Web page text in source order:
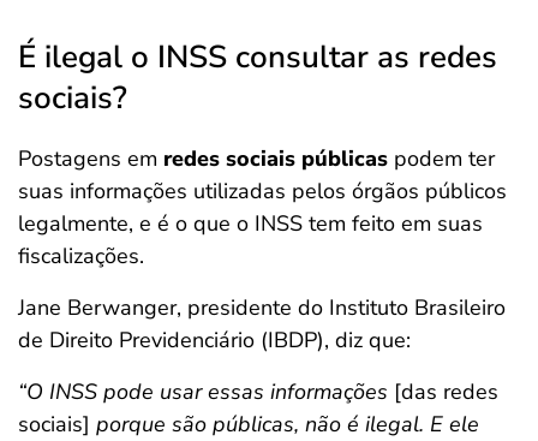
É ilegal o INSS consultar as redes
sociais?
Postagens em redes sociais públicas podem ter
suas informações utilizadas pelos órgãos públicos
legalmente, e é o que o INSS tem feito em suas
fiscalizações.
Jane Berwanger, presidente do Instituto Brasileiro
de Direito Previdenciário (IBDP), diz que:
“O INSS pode usar essas informações [das redes
sociais] porque são públicas, não é ilegal. E ele